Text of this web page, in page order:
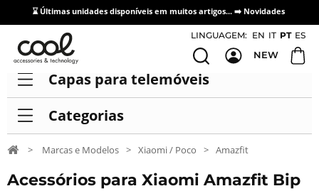
⌛ Últimas unidades disponíveis em muitos artigos... ➡️ Novidades
Acesso / Cadastro de Distribuidores
LINGUAGEM: EN IT PT ES
NEW
Capas para telemóveis
Categorias
> Marcas e Modelos > Xiaomi / Poco > Amazfit
Acessórios para Xiaomi Amazfit Bip